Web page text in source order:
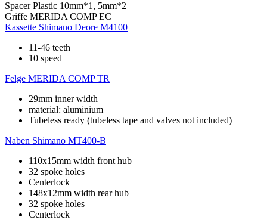
Spacer Plastic 10mm*1, 5mm*2
Griffe MERIDA COMP EC
Kassette Shimano Deore M4100
11-46 teeth
10 speed
Felge MERIDA COMP TR
29mm inner width
material: aluminium
Tubeless ready (tubeless tape and valves not included)
Naben Shimano MT400-B
110x15mm width front hub
32 spoke holes
Centerlock
148x12mm width rear hub
32 spoke holes
Centerlock